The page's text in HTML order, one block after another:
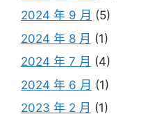
2024 年 9 月 (5)
2024 年 8 月 (1)
2024 年 7 月 (4)
2024 年 6 月 (1)
2023 年 2 月 (1)